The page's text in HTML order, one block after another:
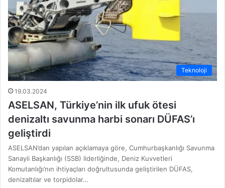
Teknoloji
19.03.2024
ASELSAN, Türkiye’nin ilk ufuk ötesi
denizaltı savunma harbi sonarı DÜFAS’ı
geliştirdi
ASELSAN’dan yapılan açıklamaya göre, Cumhurbaşkanlığı Savunma
Sanayii Başkanlığı (SSB) liderliğinde, Deniz Kuvvetleri
Komutanlığı’nın ihtiyaçları doğrultusunda geliştirilen DÜFAS,
denizaltılar ve torpidolar…